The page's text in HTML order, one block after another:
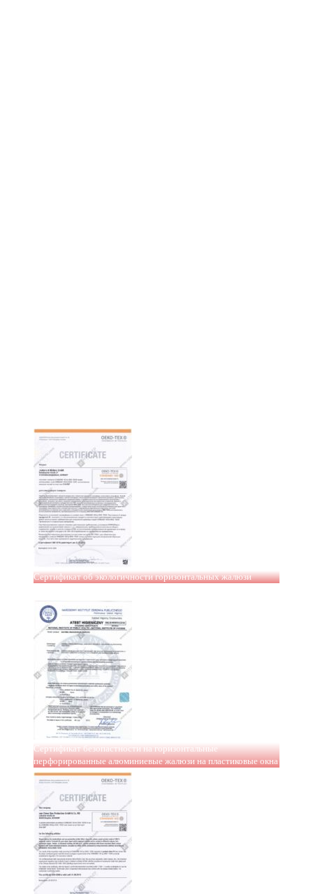
Сертификат об экологичности горизонтальных жалюзи
Сертификат безопастности на горизонтальные
перфорированные алюминиевые жалюзи на пластиковые окна